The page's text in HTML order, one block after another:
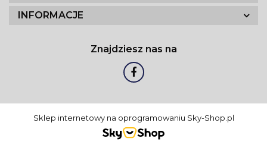
INFORMACJE
Znajdziesz nas na
Sklep internetowy na oprogramowaniu Sky-Shop.pl